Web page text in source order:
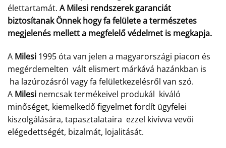
élettartamát. A Milesi rendszerek garanciát
biztosítanak Önnek hogy fa felülete a természetes
megjelenés mellett a megfelelő védelmet is megkapja.
A Milesi 1995 óta van jelen a magyarországi piacon és
megérdemelten vált elismert márkává hazánkban is
ha lazúrozásról vagy fa felületkezelésről van szó.
A Milesi nemcsak termékeivel produkál kiváló
minőséget, kiemelkedő figyelmet fordít ügyfelei
kiszolgálására, tapasztalataira ezzel kivívva vevői
elégedettségét, bizalmát, lojalitását.